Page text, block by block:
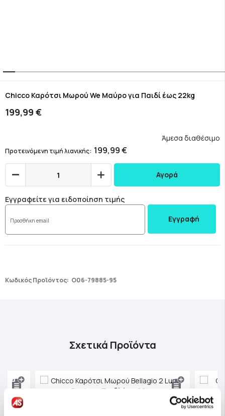
to
beginning
gallery
Chicco Καρότσι Μωρού We Μαύρο για Παιδί έως 22kg
199,99 €
Προτεινόμενη τιμή λιανικής 199,99 €
Άμεσα διαθέσιμο
Αγορά
Εγγραφείτε για ειδοποίηση τιμής
Εγγραφή
Κωδικός Προϊόντος: O06-79885-95
Σχετικά Προϊόντα